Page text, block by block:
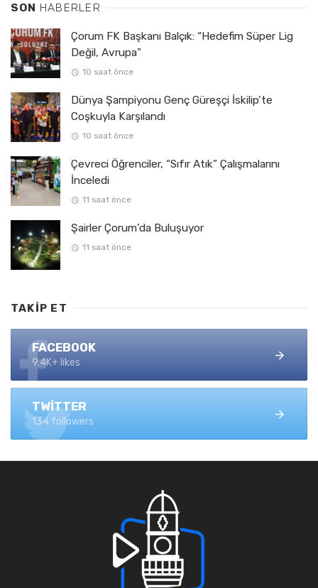
SON HABERLER
Çorum FK Başkanı Balçık: “Hedefim Süper Lig
Değil, Avrupa”
10 saat önce
Dünya Şampiyonu Genç Güreşçi İskilip’te
Coşkuyla Karşılandı
10 saat önce
Çevreci Öğrenciler, “Sıfır Atık” Çalışmalarını
İnceledi
11 saat önce
Şairler Çorum’da Buluşuyor
11 saat önce
TAKIP ET
FACEBOOK
9.4K+ likes
TWITTER
134 followers